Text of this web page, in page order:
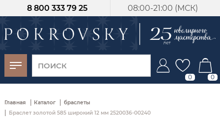
08:00-21:00 (МСК)
8 800 333 79 25
0 0
Главная | Каталог | браслеты
| Браслет золотой 585 широкий 12 мм 2520036-00240
-30%
от 15 дней с
момента оплаты